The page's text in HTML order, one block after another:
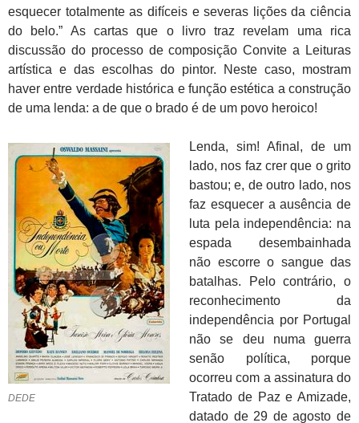
esquecer totalmente as difíceis e severas lições da ciência
do belo.” As cartas que o livro traz revelam uma rica
discussão do processo de composição Convite a Leituras
artística e das escolhas do pintor. Neste caso, mostram
haver entre verdade histórica e função estética a construção
de uma lenda: a de que o brado é de um povo heroico!
DEDE
Lenda, sim! Afinal, de um
lado, nos faz crer que o grito
bastou; e, de outro lado, nos
faz esquecer a ausência de
luta pela independência: na
espada desembainhada
não escorre o sangue das
batalhas. Pelo contrário, o
reconhecimento da
independência por Portugal
não se deu numa guerra
senão política, porque
ocorreu com a assinatura do
Tratado de Paz e Amizade,
datado de 29 de agosto de